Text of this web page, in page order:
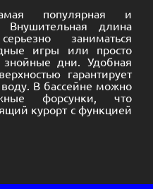
популярная и
Внушительная длина
заниматься
игры или просто
знойные дни. Удобная
гарантирует
В бассейне можно
форсунки, что
курорт с функцией